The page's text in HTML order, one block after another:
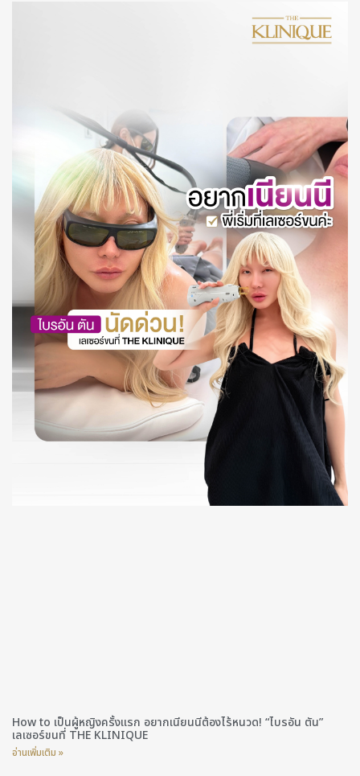
How to เป็นผู้หญิงครั้งแรก อยากเนียนนีต้องไร้หนวด! “ไบรอัน ตัน”
เลเซอร์ขนที่ THE KLINIQUE
อ่านเพิ่มเติม »